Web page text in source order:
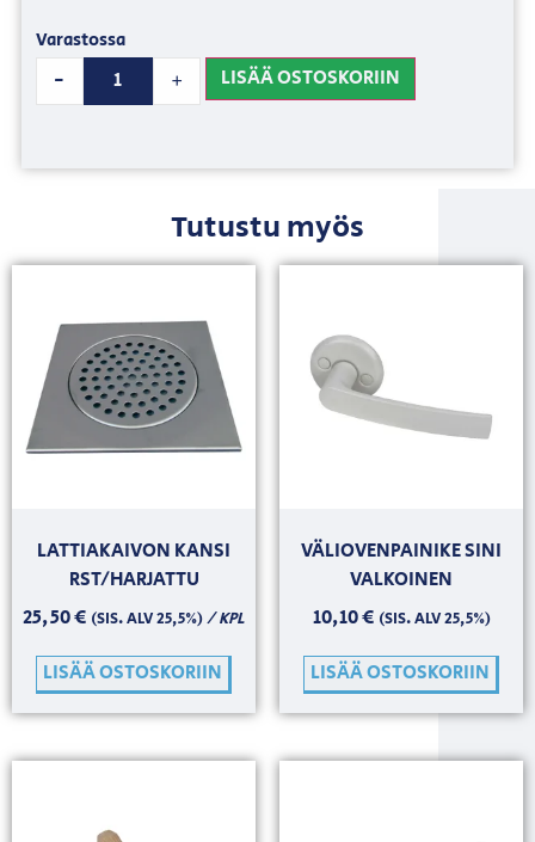
Varastossa
- + LISÄÄ OSTOSKORIIN
Tutustu myös
LATTIAKAIVON KANSI
RST/HARJATTU
25,50€ (SIS. ALV 25,5%)/ KPL
LISÄÄ OSTOSKORIIN
VÄLIOVENPAINIKE SINI
VALKOINEN
10,10€ (SIS. ALV 25,5%)
LISÄÄ OSTOSKORIIN